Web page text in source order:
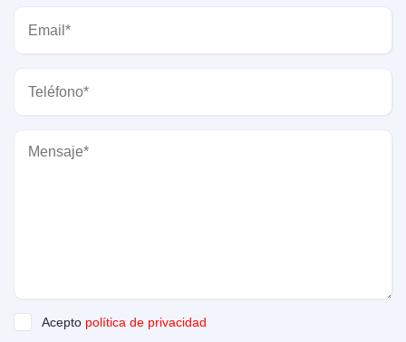
Acepto política de privacidad